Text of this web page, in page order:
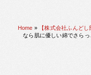
Home » 【株式会社ふんど
なら肌に優しい綿でさら